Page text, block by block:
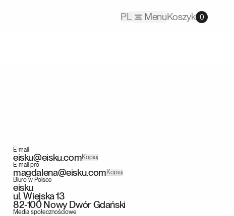
PL MenuKoszyk 0
E-mail
eisku@eisku.comKopiuj
E-mail pro
magdalena@eisku.comKopiuj
Biuro w Polsce
eisku
ul. Wiejska 13
82-100 Nowy Dwór Gdański
Media społecznościowe